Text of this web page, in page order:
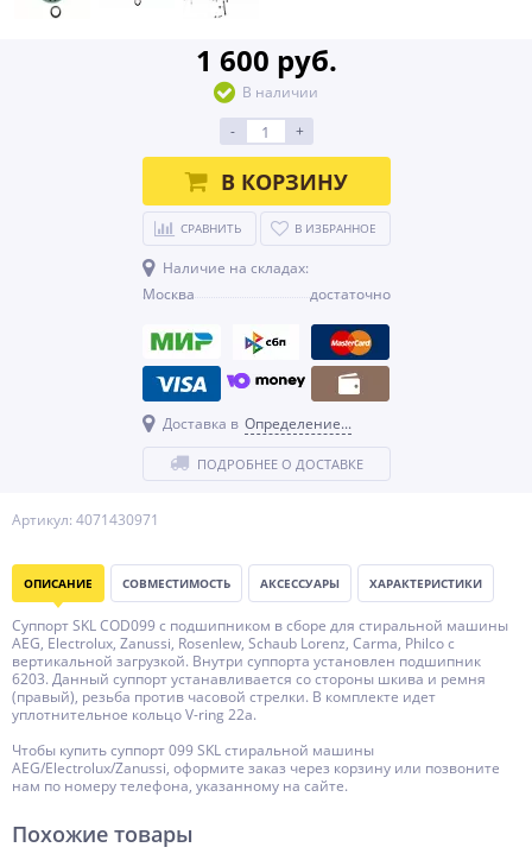
Артикул: 4071430971
1 600 руб.
В наличии
-
+
В КОРЗИНУ
СРАВНИТЬ В ИЗБРАННОЕ
Наличие на складах:
Москва
достаточно
Доставка в Определение...
ПОДРОБНЕЕ О ДОСТАВКЕ
ОПИСАНИЕ СОВМЕСТИМОСТЬ АКСЕССУАРЫ ХАРАКТЕРИСТИКИ
Суппорт SKL COD099 с подшипником в сборе для стиральной машины
AEG, Electrolux, Zanussi, Rosenlew, Schaub Lorenz, Carma, Philco с
вертикальной загрузкой. Внутри суппорта установлен подшипник
6203. Данный суппорт устанавливается со стороны шкива и ремня
(правый), резьба против часовой стрелки. В комплекте идет
уплотнительное кольцо V-ring 22a.
Чтобы купить суппорт 099 SKL стиральной машины
AEG/Electrolux/Zanussi, оформите заказ через корзину или позвоните
нам по номеру телефона, указанному на сайте.
Похожие товары